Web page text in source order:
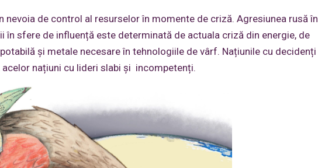
de control al resurselor în momente de criză. Agresiunea rusă în
în sfere de influență este determinată de actuala criză din energie, de
și metale necesare în tehnologiile de vârf. Națiunile cu decidenți
națiuni cu lideri slabi și incompetenți.